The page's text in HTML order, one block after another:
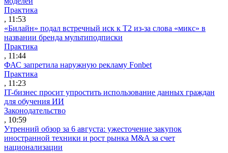
Практика
, 11:53
«Билайн» подал встречный иск к Т2 из-за слова «микс» в
названии бренда мультиподписки
Практика
, 11:44
ФАС запретила наружную рекламу Fonbet
Практика
, 11:23
IT-бизнес просит упростить использование данных граждан
для обучения ИИ
Законодательство
, 10:59
Утренний обзор за 6 августа: ужесточение закупок
иностранной техники и рост рынка M&A за счет
национализации